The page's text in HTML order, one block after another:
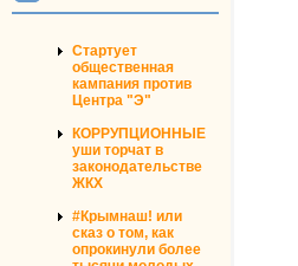
Стартует
общественная
кампания против
Центра "Э"
КОРРУПЦИОННЫЕ
уши торчат в
законодательстве
ЖКХ
#Крымнаш! или
сказ о том, как
опрокинули более